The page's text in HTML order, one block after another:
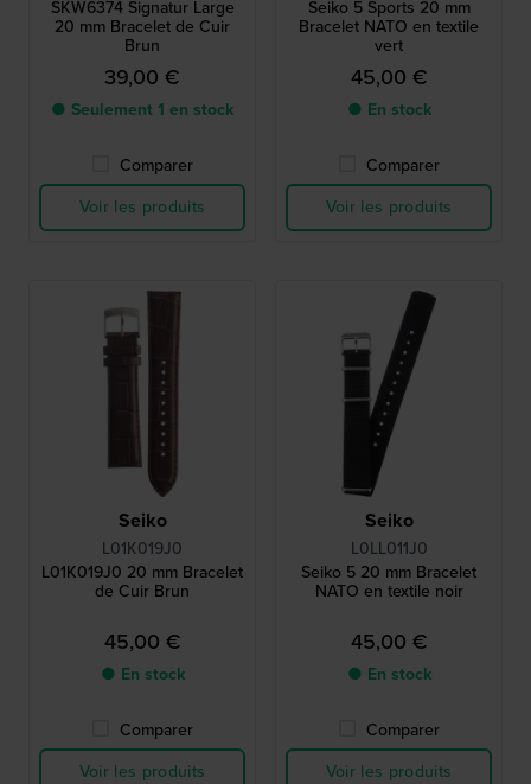
SKW6374 Signatur Large
20 mm Bracelet de Cuir
Brun
39,00 €
● Seulement 1 en stock
Comparer
Voir les produits
Seiko 5 Sports 20 mm
Bracelet NATO en textile
vert
45,00 €
● En stock
Comparer
Voir les produits
Seiko
L01K019J0
L01K019J0 20 mm Bracelet
de Cuir Brun
45,00 €
● En stock
Comparer
Voir les produits
Seiko
L0LL011J0
Seiko 5 20 mm Bracelet
NATO en textile noir
45,00 €
● En stock
Comparer
Voir les produits